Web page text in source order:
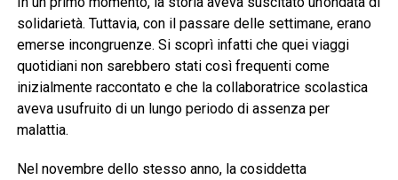
solidarietà. Tuttavia, con il passare delle settimane, erano
emerse incongruenze. Si scoprì infatti che quei viaggi
quotidiani non sarebbero stati così frequenti come
inizialmente raccontato e che la collaboratrice scolastica
aveva usufruito di un lungo periodo di assenza per
malattia.
Nel novembre dello stesso anno, la cosiddetta